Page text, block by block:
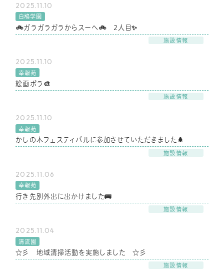
2025.11.10
白鳩学園
🚲ガラガラガラからスーへ🚲 2人目✨
施設情報
2025.11.10
幸報苑
絵画ボラ🎨
施設情報
2025.11.10
幸報苑
かしの木フェスティバルに参加させていただきました🌲
施設情報
2025.11.06
幸報苑
行き先別外出に出かけました🚌
施設情報
2025.11.04
清流園
☆彡 地域清掃活動を実施しました ☆彡
施設情報